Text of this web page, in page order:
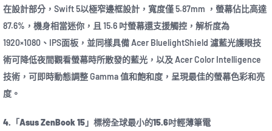
在設計部分，Swift 5以極窄邊框設計，寬度僅 5.87mm ，螢幕佔比高達
87.6%，機身相當迷你，且 15.6 吋螢幕還支援觸控，解析度為
1920×1080、IPS面板，並同樣具備 Acer BluelightShield 濾藍光護眼技
術可降低夜間觀看螢幕時所散發的藍光，以及 Acer Color Intelligence
技術，可即時動態調整 Gamma 值和飽和度，呈現最佳的螢幕色彩和亮
度。
4.「Asus ZenBook 15」標榜全球最小的15.6吋輕薄筆電